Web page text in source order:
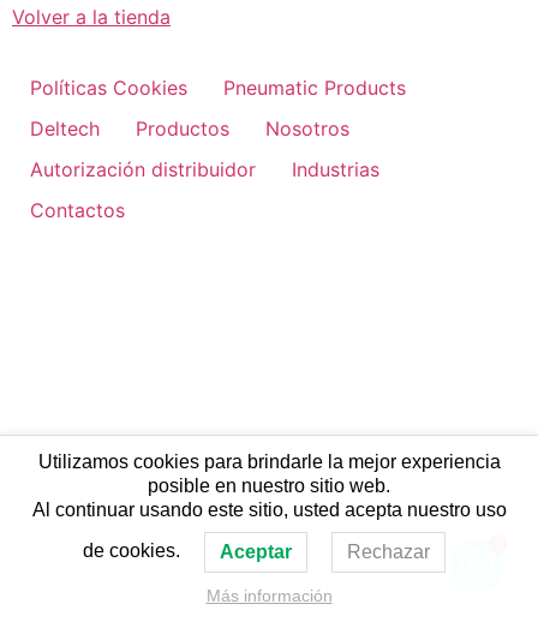
Volver a la tienda
Políticas Cookies
Pneumatic Products
Deltech
Productos
Nosotros
Autorización distribuidor
Industrias
Contactos
Utilizamos cookies para brindarle la mejor experiencia
posible en nuestro sitio web.
Al continuar usando este sitio, usted acepta nuestro uso
de cookies. Aceptar Rechazar
Más información